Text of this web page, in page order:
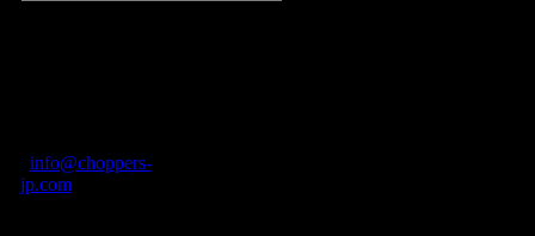
テ
ゴ
info@choppers-
jp.com